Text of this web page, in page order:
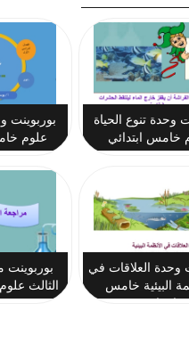
وحدة تنوع الحياة
خامس ابتدائي
بوربوينت
علوم
وحدة العلاقات في
البيئية خامس
بوربوينت
الثالث